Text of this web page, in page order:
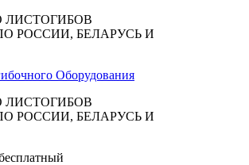
ЛИСТОГИБОВ
РОССИИ, БЕЛАРУСЬ И
ЛИСТОГИБОВ
РОССИИ, БЕЛАРУСЬ И